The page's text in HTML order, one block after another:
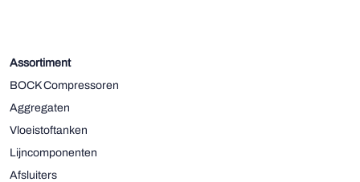
Assortiment
BOCK Compressoren
Aggregaten
Vloeistoftanken
Lijncomponenten
Afsluiters